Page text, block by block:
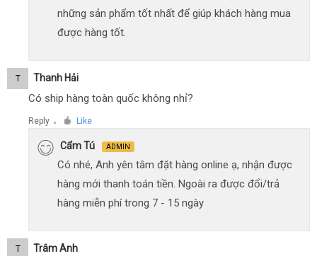
những sản phẩm tốt nhất để giúp khách hàng mua
được hàng tốt.
T Thanh Hải
Có ship hàng toàn quốc không nhỉ?
Reply ● Like
Cẩm Tú ADMIN
Có nhé, Anh yên tâm đặt hàng online ạ, nhận được
hàng mới thanh toán tiền. Ngoài ra được đổi/trả
hàng miễn phí trong 7 - 15 ngày
T Trâm Anh